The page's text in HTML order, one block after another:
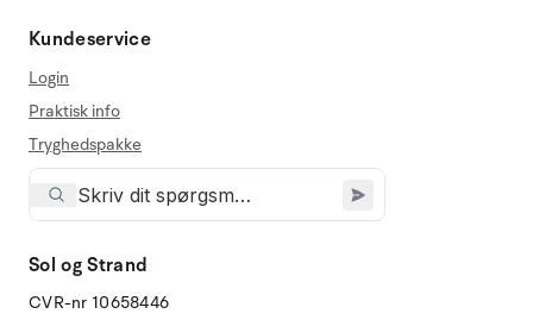
Kundeservice
Login
Praktisk info
Tryghedspakke
Sol og Strand
CVR-nr 10658446